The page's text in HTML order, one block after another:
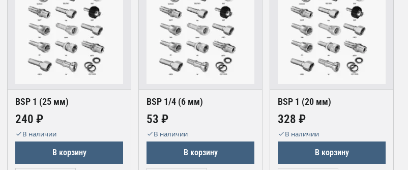
BSP 1 (25 мм)
240 ₽
В наличии
В корзину
BSP 1/4 (6 мм)
53 ₽
В наличии
В корзину
BSP 1 (20 мм)
328 ₽
В наличии
В корзину